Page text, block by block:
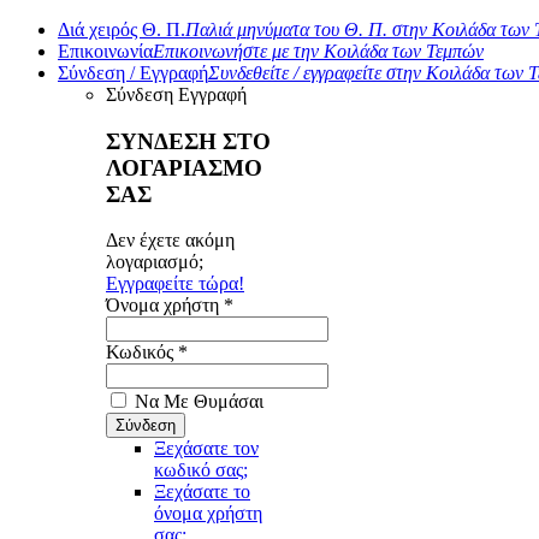
Διά χειρός Θ. Π.Παλιά μηνύματα του Θ. Π. στην Κοιλάδα των
ΕπικοινωνίαΕπικοινωνήστε με την Κοιλάδα των Τεμπών
Σύνδεση / ΕγγραφήΣυνδεθείτε / εγγραφείτε στην Κοιλάδα των
Σύνδεση Εγγραφή
ΣΥΝΔΕΣΗ ΣΤΟ
ΛΟΓΑΡΙΑΣΜΟ
ΣΑΣ
Δεν έχετε ακόμη
λογαριασμό;
Εγγραφείτε τώρα!
Όνομα χρήστη *
Κωδικός *
Να Με Θυμάσαι
Ξεχάσατε τον
κωδικό σας;
Ξεχάσατε το
όνομα χρήστη